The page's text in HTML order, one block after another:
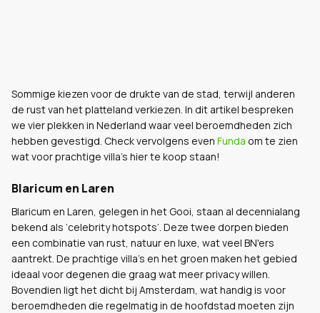
Sommige kiezen voor de drukte van de stad, terwijl anderen
de rust van het platteland verkiezen. In dit artikel bespreken
we vier plekken in Nederland waar veel beroemdheden zich
hebben gevestigd. Check vervolgens even Funda om te zien
wat voor prachtige villa’s hier te koop staan!
Blaricum en Laren
Blaricum en Laren, gelegen in het Gooi, staan al decennialang
bekend als ‘celebrity hotspots’. Deze twee dorpen bieden
een combinatie van rust, natuur en luxe, wat veel BN'ers
aantrekt. De prachtige villa's en het groen maken het gebied
ideaal voor degenen die graag wat meer privacy willen.
Bovendien ligt het dicht bij Amsterdam, wat handig is voor
beroemdheden die regelmatig in de hoofdstad moeten zijn